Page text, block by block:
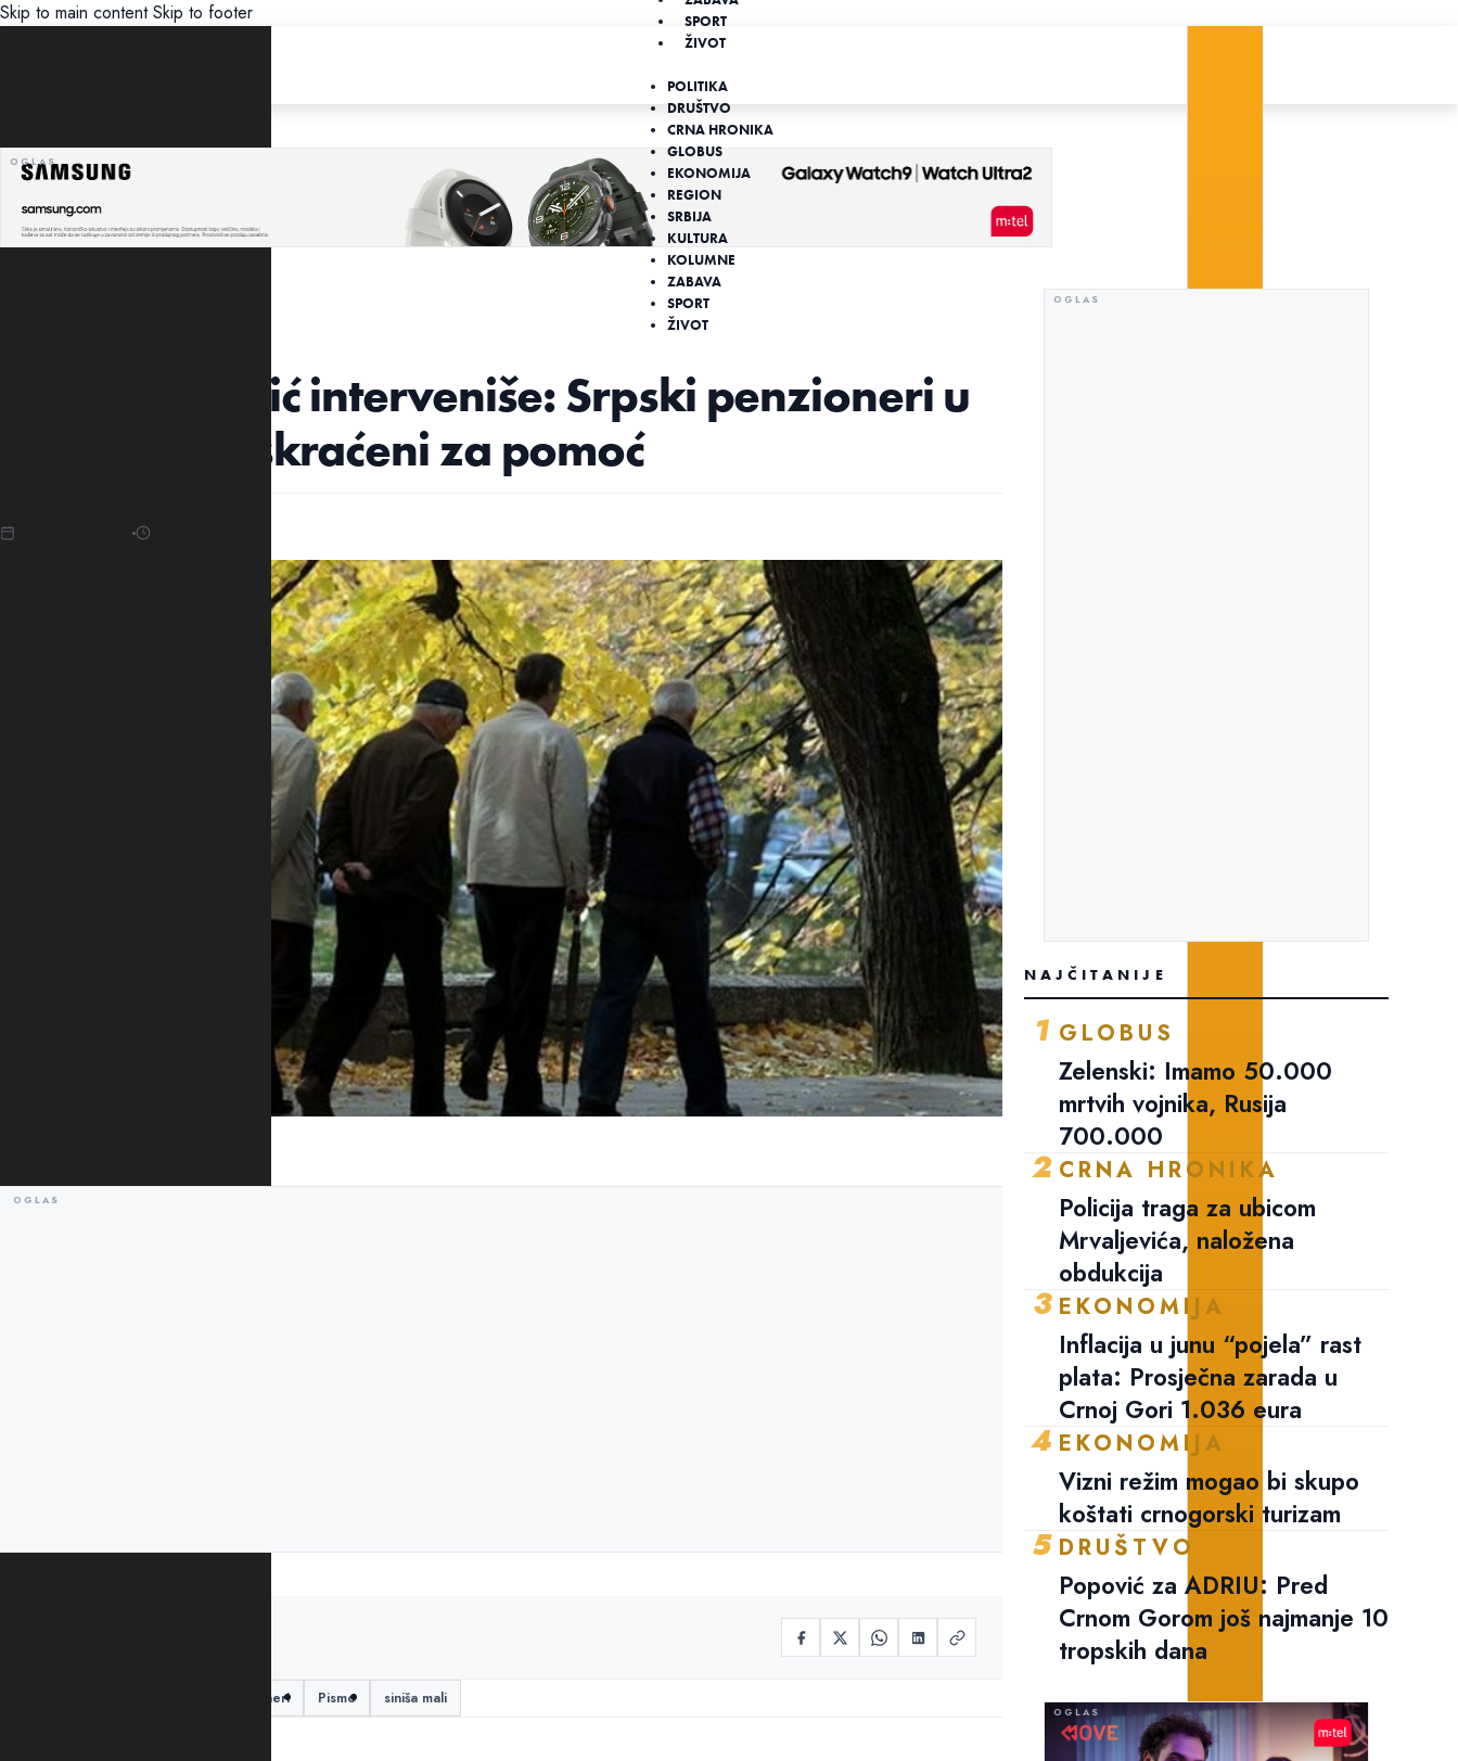
Skip to main content Skip to footer
SPORT
ŽIVOT
POLITIKA
DRUŠTVO
CRNA HRONIKA
GLOBUS
EKONOMIJA
REGION
SRBIJA
KULTURA
KOLUMNE
ZABAVA
SPORT
ŽIVOT
Traže da Vučić interveniše: Srpski penzioneri u
Crnoj Gori uskraćeni za pomoć
penzioneri Pismo siniša mali
NAJČITANIJE
1 GLOBUS
Zelenski: Imamo 50.000
mrtvih vojnika, Rusija
700.000
2 CRNA HRONIKA
Policija traga za ubicom
Mrvaljevića, naložena
obdukcija
3 EKONOMIJA
Inflacija u junu “pojela” rast
plata: Prosječna zarada u
Crnoj Gori 1.036 eura
4 EKONOMIJA
Vizni režim mogao bi skupo
koštati crnogorski turizam
5 DRUŠTVO
Popović za ADRIU: Pred
Crnom Gorom još najmanje 10
tropskih dana